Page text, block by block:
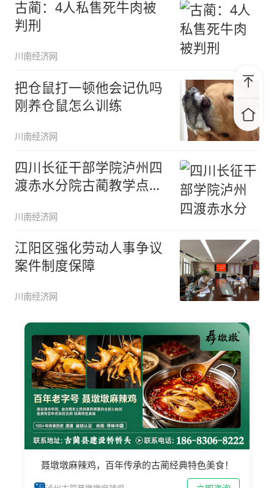
古蔺：4人私售死牛肉被
判刑
川南经济网
把仓鼠打一顿他会记仇吗
刚养仓鼠怎么训练
川南经济网
四川长征干部学院泸州四
渡赤水分院古蔺教学点暨
川南经济网
江阳区强化劳动人事争议
案件制度保障
川南经济网
聂墩墩麻辣鸡，百年传承的古蔺经典特色美食！